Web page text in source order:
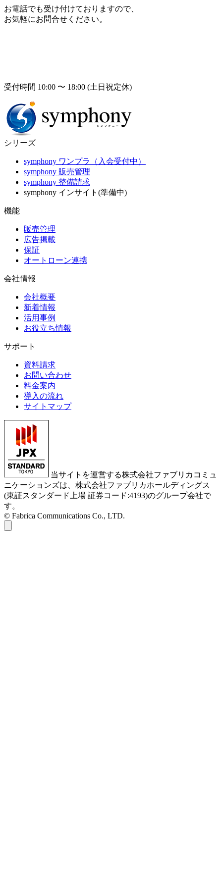
お電話でも受け付けておりますので、
お気軽にお問合せください。
受付時間 10:00 〜 18:00 (土日祝定休)
シリーズ
symphony ワンプラ（入会受付中）
symphony 販売管理
symphony 整備請求
symphony インサイト(準備中)
機能
販売管理
広告掲載
保証
オートローン連携
会社情報
会社概要
新着情報
活用事例
お役立ち情報
サポート
資料請求
お問い合わせ
料金案内
導入の流れ
サイトマップ
当サイトを運営する株式会社ファブリカコミュ
ニケーションズは、株式会社ファブリカホールディングス
(東証スタンダード上場 証券コード:4193)のグループ会社で
す。
© Fabrica Communications Co., LTD.